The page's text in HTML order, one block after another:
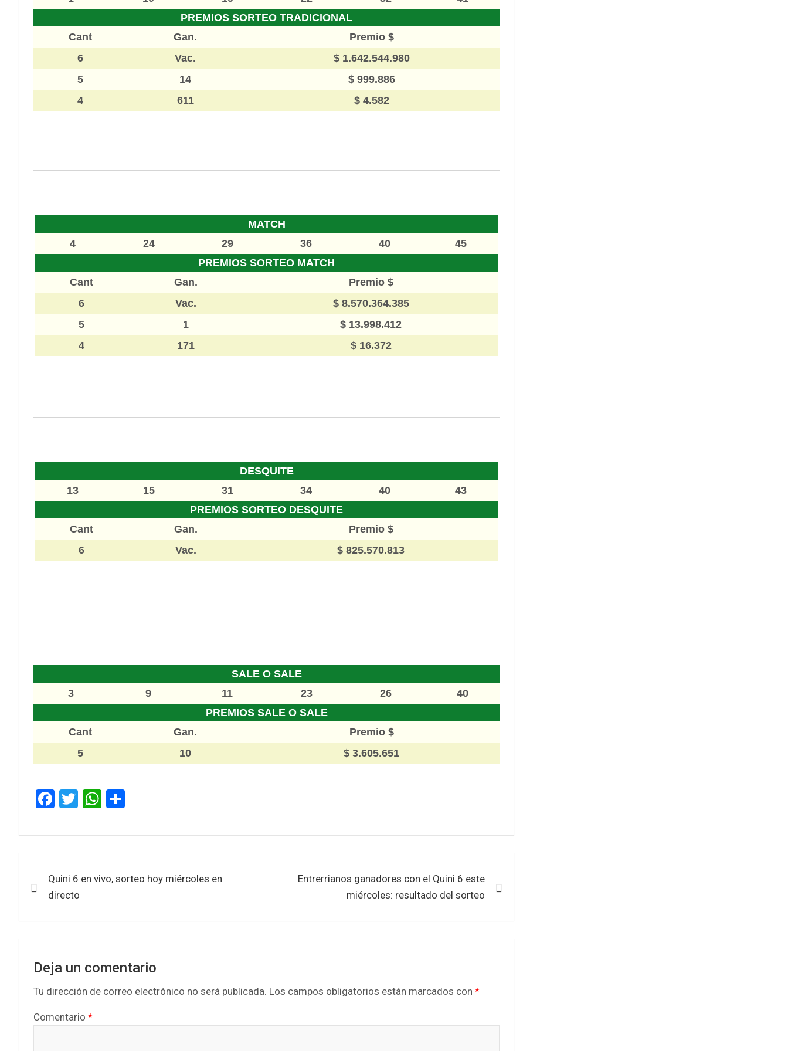
PREMIOS SORTEO TRADICIONAL
Cant
Gan.
Premio $
6
Vac.
$ 1.642.544.980
5
14
$ 999.886
4
611 $ 4.582
MATCH
4
24 29 36 40
45
PREMIOS SORTEO MATCH
Cant
Gan.
Premio $
6
Vac.
$ 8.570.364.385
5
1
$ 13.998.412
4
171 $ 16.372
DESQUITE
13
15 31 34 40
43
PREMIOS SORTEO DESQUITE
Cant
Gan.
Premio $
6
Vac. $ 825.570.813
SALE O SALE
3
9 11 23 26
40
PREMIOS SALE O SALE
Cant
Gan.
Premio $
5
10 $ 3.605.651
F
ce
o
o
T
tt
W
at
A
ar
de
Quini 6 en vivo, sorteo hoy miércoles en
directo
Entrerrianos ganadores con el Quini 6 este
miércoles: resultado del sorteo
Deja un comentario
Tu dirección de correo electrónico no será publicada. Los campos obligatorios están marcados con *
Comentario *